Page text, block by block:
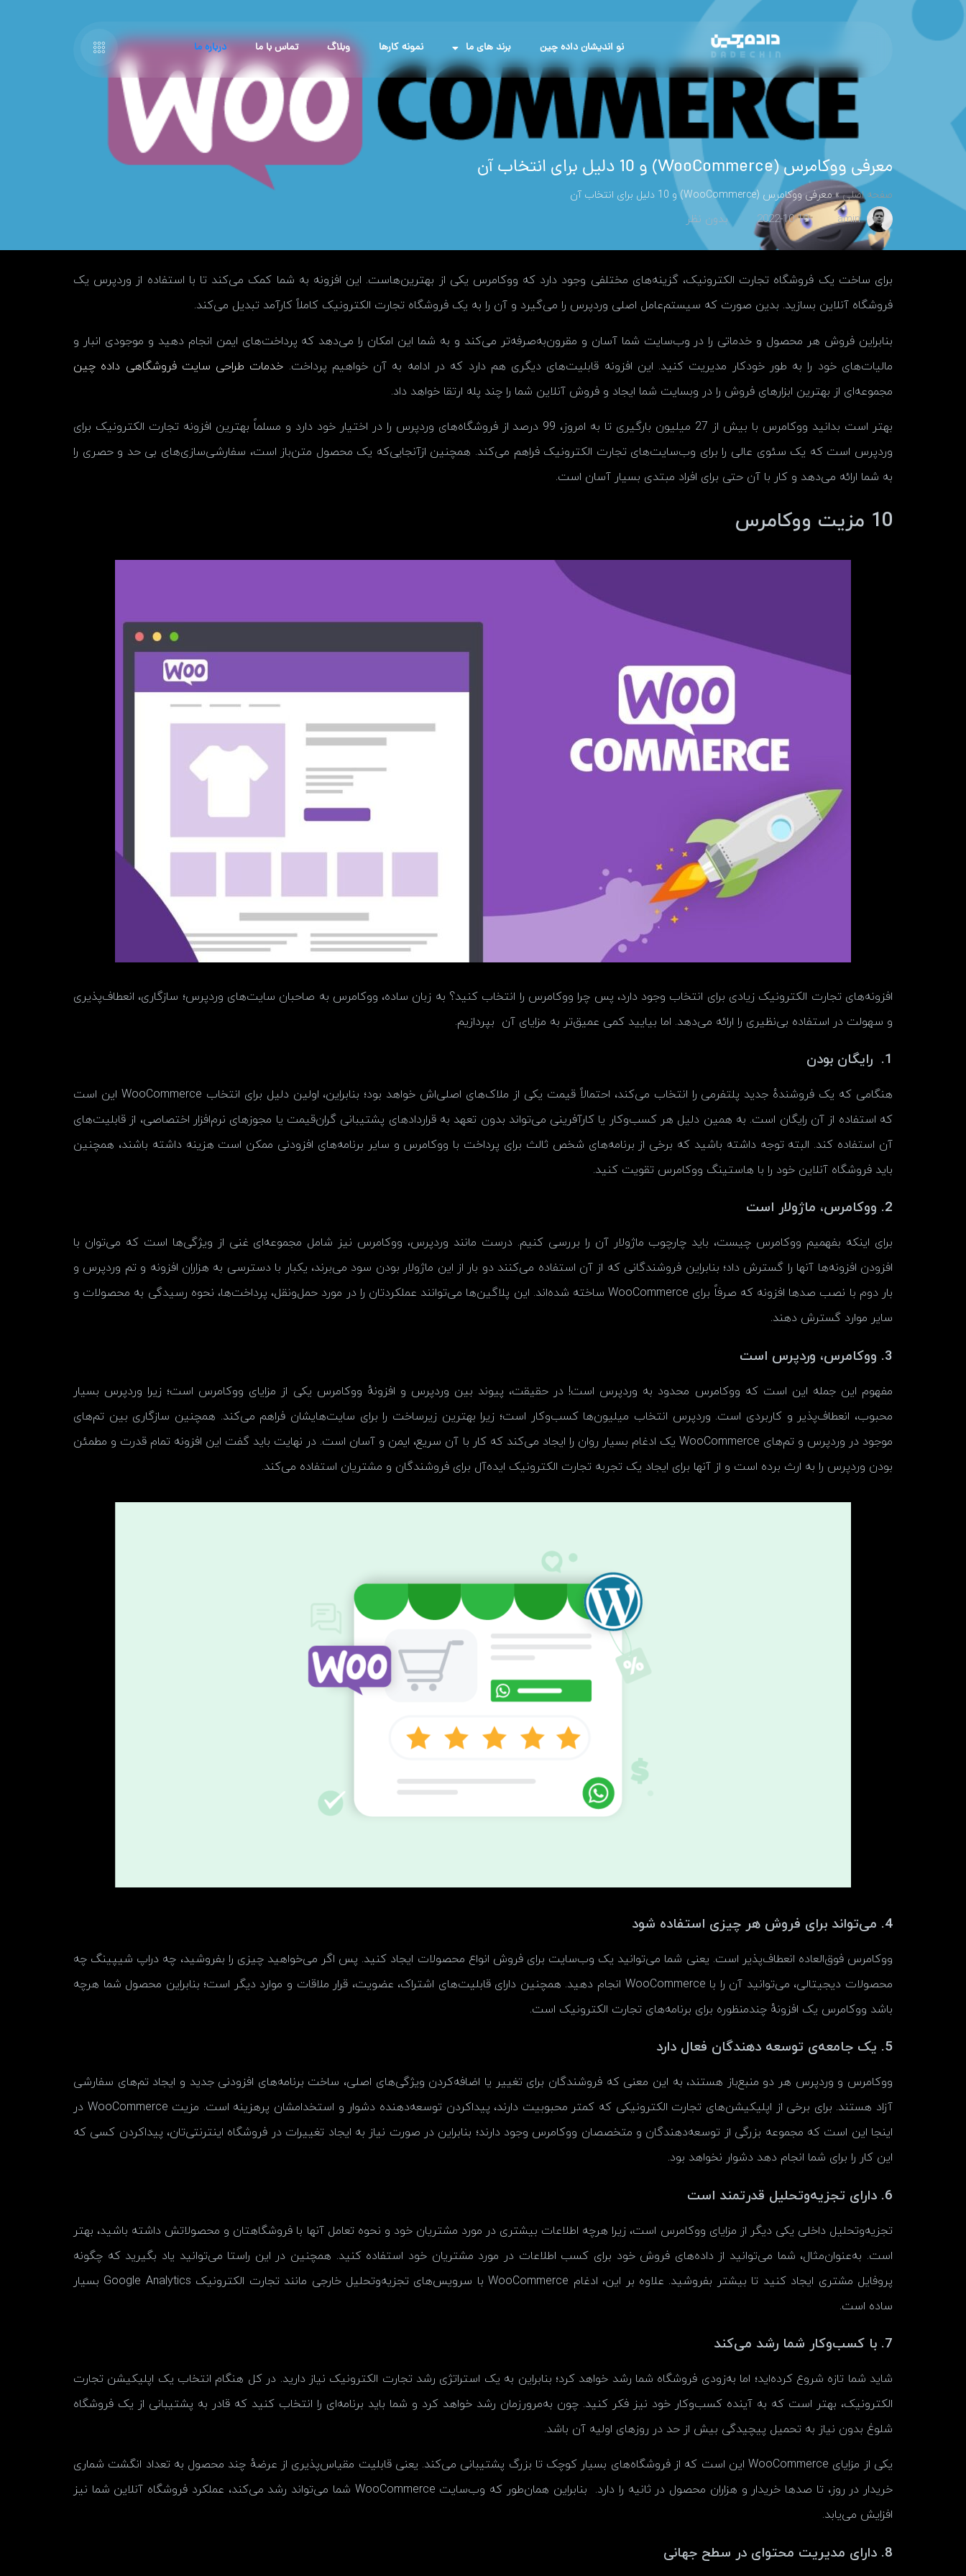
نو اندیشان داده چین برند های ما نمونه کارها وبلاگ تماس با ما درباره ما
معرفی ووکامرس (WooCommerce) و 10 دلیل برای انتخاب آن
صفحه اصلی»معرفی ووکامرس (WooCommerce) و 10 دلیل برای انتخاب آن
amin
2022-10-19 بدون نظر
برای ساخت یک فروشگاه تجارت الکترونیک، گزینه‌های مختلفی وجود دارد که ووکامرس یکی از بهترین‌هاست. این افزونه به شما کمک می‌کند تا با استفاده از وردپرس یک
فروشگاه آنلاین بسازید. بدین صورت که سیستم‌عامل اصلی وردپرس را می‌گیرد و آن را به یک فروشگاه تجارت الکترونیک کاملاً کارآمد تبدیل می‌کند.
بنابراین فروش هر محصول و خدماتی را در وب‌سایت شما آسان و مقرون‌به‌صرفه‌تر می‌کند و به شما این امکان را می‌دهد که پرداخت‌های ایمن انجام دهید و موجودی انبار و
مالیات‌های خود را به ‌طور خودکار مدیریت کنید. این افزونه قابلیت‌های دیگری هم دارد که در ادامه به آن خواهیم پرداخت. خدمات طراحی سایت فروشگاهی داده چین
مجموعه‌ای از بهترین ابزارهای فروش را در وبسایت شما ایجاد و فروش آنلاین شما را چند پله ارتقا خواهد داد.
بهتر است بدانید ووکامرس با بیش از 27 میلیون بارگیری تا به امروز، 99 درصد از فروشگاه‌های وردپرس را در اختیار خود دارد و مسلماً بهترین افزونه تجارت الکترونیک برای
وردپرس است که یک سئوی عالی را برای وب‌سایت‌های تجارت الکترونیک فراهم می‌کند. همچنین ازآنجایی‌که یک محصول متن‌باز است، سفارشی‌سازی‌های بی حد و حصری را
به شما ارائه می‌دهد و کار با آن حتی برای افراد مبتدی بسیار آسان است.
10 مزیت ووکامرس
افزونه‌های تجارت الکترونیک زیادی برای انتخاب وجود دارد، پس چرا ووکامرس را انتخاب کنید؟ به زبان ساده، ووکامرس به صاحبان سایت‌های وردپرس؛ سازگاری، انعطاف‌پذیری
و سهولت در استفاده بی‌نظیری را ارائه می‌دهد. اما بیایید کمی عمیق‌تر به مزایای آن بپردازیم.
1. رایگان بودن
هنگامی که یک فروشندهٔ جدید پلتفرمی را انتخاب می‌کند، احتمالاً قیمت یکی از ملاک‌های اصلی‌اش خواهد بود؛ بنابراین، اولین دلیل برای انتخاب WooCommerce این است
که استفاده از آن رایگان است. به همین دلیل هر کسب‌وکار یا کارآفرینی می‌تواند بدون تعهد به قراردادهای پشتیبانی گران‌قیمت یا مجوزهای نرم‌افزار اختصاصی، از قابلیت‌های
آن استفاده کند. البته توجه داشته باشید که برخی از برنامه‌های شخص ثالث برای پرداخت با ووکامرس و سایر برنامه‌های افزودنی ممکن است هزینه داشته باشند، همچنین
باید فروشگاه آنلاین خود را با هاستینگ ووکامرس تقویت کنید.
2. ووکامرس، ماژولار است
برای اینکه بفهمیم ووکامرس چیست، باید چارچوب ماژولار آن را بررسی کنیم. درست مانند وردپرس، ووکامرس نیز شامل مجموعه‌ای غنی از ویژگی‌ها است که می‌توان با
افزودن افزونه‌ها آنها را گسترش داد؛ بنابراین فروشندگانی که از آن استفاده می‌کنند دو بار از این ماژولار بودن سود می‌برند، یکبار با دسترسی به هزاران افزونه و تم وردپرس و
بار دوم با نصب صدها افزونه که صرفاً برای WooCommerce ساخته شده‌اند. این پلاگین‌ها می‌توانند عملکردتان را در مورد حمل‌ونقل، پرداخت‌ها، نحوه رسیدگی به محصولات و
سایر موارد گسترش دهند.
3. ووکامرس، وردپرس است
مفهوم این جمله این است که ووکامرس محدود به وردپرس است! در حقیقت، پیوند بین وردپرس و افزونهٔ ووکامرس یکی از مزایای ووکامرس است؛ زیرا وردپرس بسیار
محبوب، انعطاف‌پذیر و کاربردی است. وردپرس انتخاب میلیون‌ها کسب‌وکار است؛ زیرا بهترین زیرساخت را برای سایت‌هایشان فراهم می‌کند. همچنین سازگاری بین تم‌های
موجود در وردپرس و تم‌های WooCommerce یک ادغام بسیار روان را ایجاد می‌کند که کار با آن سریع، ایمن و آسان است. در نهایت باید گفت این افزونه تمام قدرت و مطمئن
بودن وردپرس را به ارث برده است و از آنها برای ایجاد یک تجربه تجارت الکترونیک ایده‌آل برای فروشندگان و مشتریان استفاده می‌کند.
4. می‌تواند برای فروش هر چیزی استفاده شود
ووکامرس فوق‌العاده انعطاف‌پذیر است. یعنی شما می‌توانید یک وب‌سایت برای فروش انواع محصولات ایجاد کنید. پس اگر می‌خواهید چیزی را بفروشید، چه دراپ شیپینگ چه
محصولات دیجیتالی، می‌توانید آن را با WooCommerce انجام دهید. همچنین دارای قابلیت‌های اشتراک، عضویت، قرار ملاقات و موارد دیگر است؛ بنابراین محصول شما هرچه
باشد ووکامرس یک افزونهٔ چندمنظوره برای برنامه‌های تجارت الکترونیک است.
5. یک جامعه‌ی توسعه دهندگان فعال دارد
ووکامرس و وردپرس هر دو منبع‌باز هستند، به این معنی که فروشندگان برای تغییر یا اضافه‌کردن ویژگی‌های اصلی، ساخت برنامه‌های افزودنی جدید و ایجاد تم‌های سفارشی
آزاد هستند. برای برخی از اپلیکیشن‌های تجارت الکترونیکی که کمتر محبوبیت دارند، پیداکردن توسعه‌دهنده دشوار و استخدامشان پرهزینه است. مزیت WooCommerce در
اینجا این است که مجموعه بزرگی از توسعه‌دهندگان و متخصصان ووکامرس وجود دارند؛ بنابراین در صورت نیاز به ایجاد تغییرات در فروشگاه اینترنتی‌تان، پیداکردن کسی که
این کار را برای شما انجام دهد دشوار نخواهد بود.
6. دارای تجزیه‌وتحلیل قدرتمند است
تجزیه‌وتحلیل داخلی یکی دیگر از مزایای ووکامرس است، زیرا هرچه اطلاعات بیشتری در مورد مشتریان خود و نحوه تعامل آنها با فروشگاهتان و محصولاتش داشته باشید، بهتر
است. به‌عنوان‌مثال، شما می‌توانید از داده‌های فروش خود برای کسب اطلاعات در مورد مشتریان خود استفاده کنید. همچنین در این راستا می‌توانید یاد بگیرید که چگونه
پروفایل مشتری ایجاد کنید تا بیشتر بفروشید. علاوه بر این، ادغام WooCommerce با سرویس‌های تجزیه‌وتحلیل خارجی مانند تجارت الکترونیک Google Analytics بسیار
ساده است.
7. با کسب‌وکار شما رشد می‌کند
شاید شما تازه شروع کرده‌اید؛ اما به‌زودی فروشگاه شما رشد خواهد کرد؛ بنابراین به یک استراتژی رشد تجارت الکترونیک نیاز دارید. در کل هنگام انتخاب یک اپلیکیشن تجارت
الکترونیک، بهتر است که به آینده کسب‌وکار خود نیز فکر کنید. چون به‌مرورزمان رشد خواهد کرد و شما باید برنامه‌ای را انتخاب کنید که قادر به پشتیبانی از یک فروشگاه
شلوغ بدون نیاز به تحمیل پیچیدگی بیش از حد در روزهای اولیه آن باشد.
یکی از مزایای WooCommerce این است که از فروشگاه‌های بسیار کوچک تا بزرگ پشتیبانی می‌کند. یعنی قابلیت مقیاس‌پذیری از عرضهٔ چند محصول به تعداد انگشت شماری
خریدار در روز، تا صدها خریدار و هزاران محصول در ثانیه را دارد. بنابراین همان‌طور که وب‌سایت WooCommerce شما می‌تواند رشد می‌کند، عملکرد فروشگاه آنلاین شما نیز
افزایش می‌یابد.
8. دارای مدیریت محتوای در سطح جهانی